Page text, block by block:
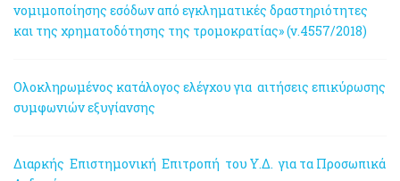
νομιμοποίησης εσόδων από εγκληματικές δραστηριότητες
και της χρηματοδότησης της τρομοκρατίας» (ν.4557/2018)
Ολοκληρωμένος κατάλογος ελέγχου για αιτήσεις επικύρωσης
συμφωνιών εξυγίανσης
Διαρκής Επιστημονική Επιτροπή του Υ.Δ. για τα Προσωπικά